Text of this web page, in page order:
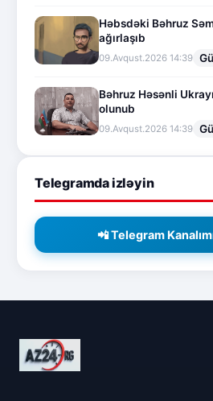
Həbsdəki Bəhruz
ağırlaşıb
09.Avqust.2026 14:39
Bəhruz Həsənli
olunub
09.Avqust.2026 14:39
Telegramda izləyin
📲 Telegram